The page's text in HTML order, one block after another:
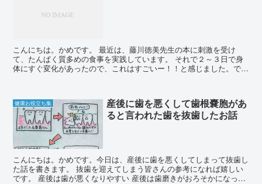
こんにちは。かめです。 最近は、藤川徳美先生の本に刺激を受け
て、たんぱく質多めの食事を実践しています。 それで２～３日で身
体にすぐ変化があったので、これはすごいー！！と感じました。でき
健康お役立ち集
産後に歯を悪くして歯根嚢胞があ
ると言われた歯を抜歯したお話
こんにちは。かめです。今日は、産後に歯を悪くしてしまって抜歯し
た話を書きます。 抜歯を迎えてしまう皆さんの参考になれば嬉しい
です。 産後は歯が悪くなりやすい 産後は歯磨きがおろそかになった